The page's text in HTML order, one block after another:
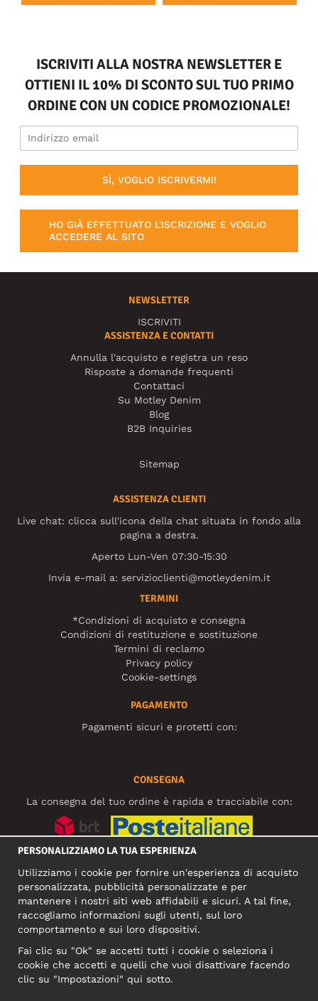
ISCRIVITI ALLA NOSTRA NEWSLETTER E
OTTIENI IL 10% DI SCONTO SUL TUO PRIMO
ORDINE CON UN CODICE PROMOZIONALE!
SÌ, VOGLIO ISCRIVERMI!
HO GIÀ EFFETTUATO L'ISCRIZIONE E VOGLIO
ACCEDERE AL SITO
NEWSLETTER
ISCRIVITI
ASSISTENZA E CONTATTI
Annulla l'acquisto e registra un reso
Risposte a domande frequenti
Contattaci
Su Motley Denim
Blog
B2B Inquiries
Sitemap
ASSISTENZA CLIENTI
Live chat: clicca sull'icona della chat situata in fondo alla
pagina a destra.
Aperto Lun-Ven 07:30-15:30
Invia e-mail a: servizioclienti@motleydenim.it
TERMINI
*Condizioni di acquisto e consegna
Condizioni di restituzione e sostituzione
Termini di reclamo
Privacy policy
Cookie-settings
PAGAMENTO
Pagamenti sicuri e protetti con:
CONSEGNA
La consegna del tuo ordine è rapida e tracciabile con:
INDIRIZZO COMMERCIALE
Narva mnt 5, EE-10117 Tallinn
Reg: 12356245
PERSONALIZZIAMO LA TUA ESPERIENZA
Utilizziamo i cookie per fornire un'esperienza di acquisto
personalizzata, pubblicità personalizzate e per
mantenere i nostri siti web affidabili e sicuri. A tal fine,
raccogliamo informazioni sugli utenti, sul loro
comportamento e sui loro dispositivi.
Fai clic su "Ok" se accetti tutti i cookie o seleziona i
cookie che accetti e quelli che vuoi disattivare facendo
clic su "Impostazioni" qui sotto.